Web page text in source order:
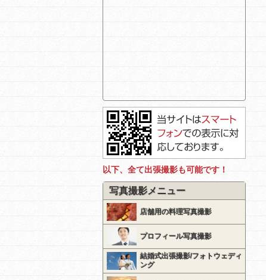
以下、全て出張撮影も可能です！
写真撮影メニュー
店舗用の料理写真撮影
プロフィール写真撮影
結婚式出張撮影/フォトウェディ
ング